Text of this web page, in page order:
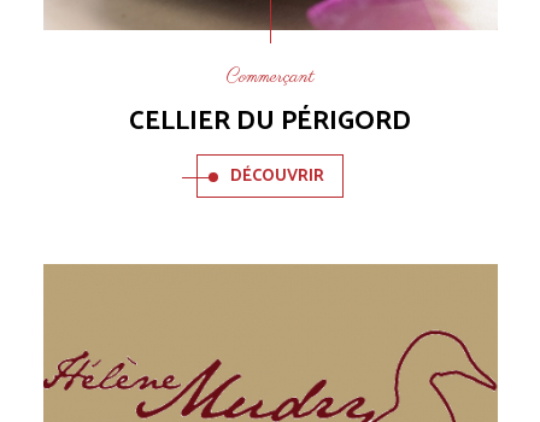
Commerçant
CELLIER DU PÉRIGORD
DÉCOUVRIR